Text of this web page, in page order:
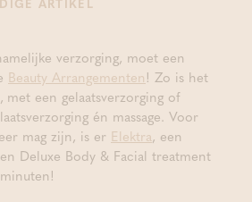
verzorging, moet een
Beauty Arrangementen! Zo is het
, met een gelaatsverzorging of
én massage. Voor
mag zijn, is er Elektra, een
Deluxe Body & Facial treatment